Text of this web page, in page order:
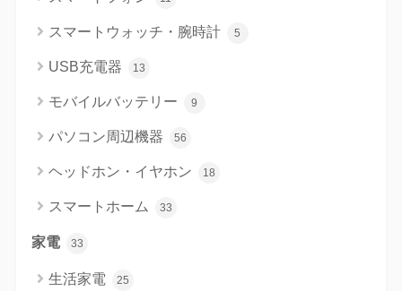
スマートウォッチ・腕時計 5
USB充電器 13
モバイルバッテリー 9
パソコン周辺機器 56
ヘッドホン・イヤホン 18
スマートホーム 33
家電 33
生活家電 25